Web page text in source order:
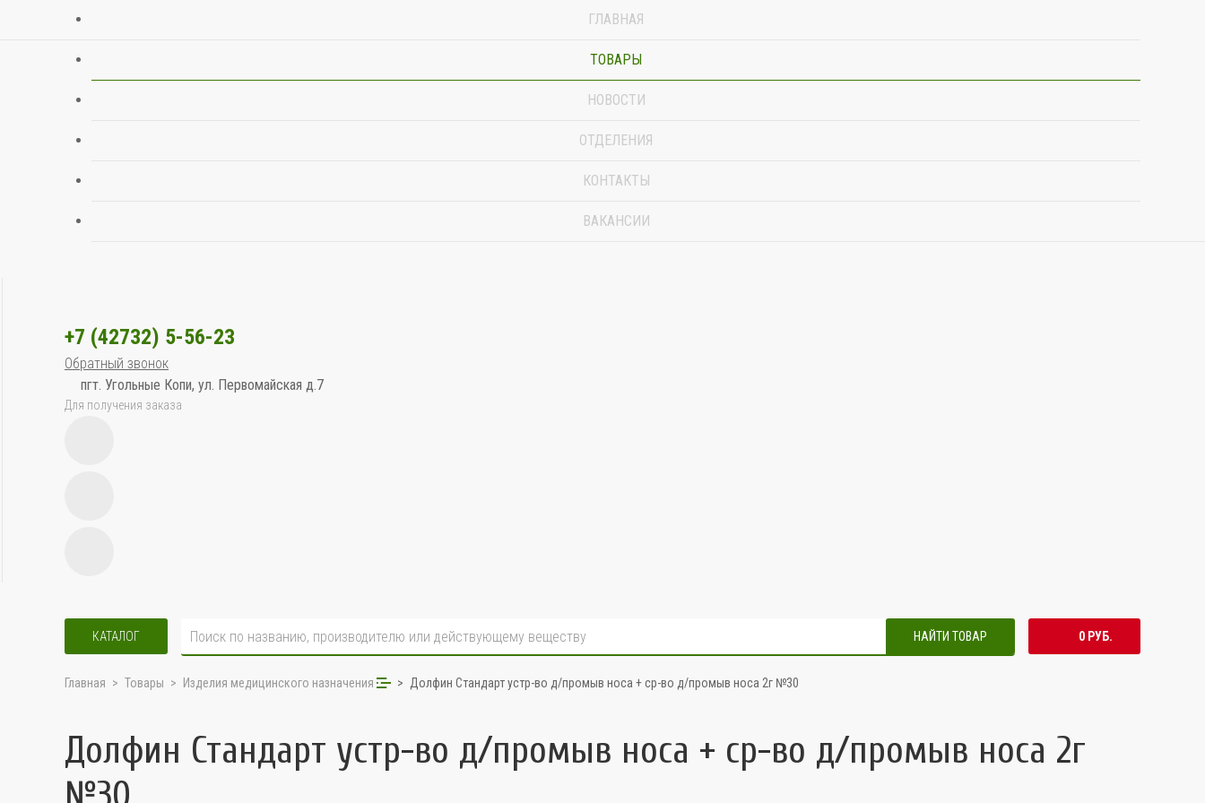
ГЛАВНАЯ
ТОВАРЫ
НОВОСТИ
ОТДЕЛЕНИЯ
КОНТАКТЫ
ВАКАНСИИ
+7 (42732) 5-56-23
Обратный звонок
пгт. Угольные Копи, ул. Первомайская д.7
Для получения заказа
КАТАЛОГ НАЙТИ ТОВАР 0 РУБ.
Главная Товары Изделия медицинского назначения Долфин Стандарт устр-во д/промыв носа + ср-во д/промыв носа 2г №30
Долфин Стандарт устр-во д/промыв носа + ср-во д/промыв носа 2г